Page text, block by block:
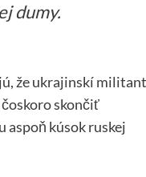
dumy.
že ukrajinskí
skončiť
aspoň kúsok ruskej